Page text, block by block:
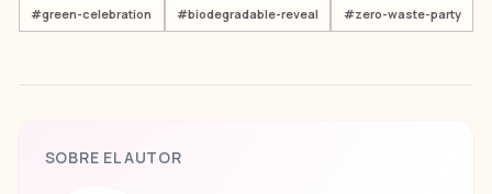
#green-celebration #biodegradable-reveal #zero-waste-party
SOBRE EL AUTOR